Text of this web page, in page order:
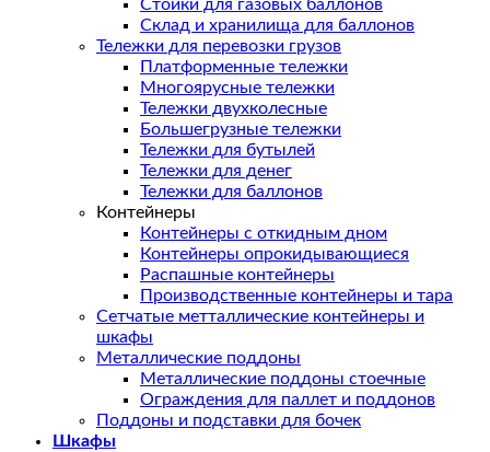
Стойки для газовых баллонов
Склад и хранилища для баллонов
Тележки для перевозки грузов
Платформенные тележки
Многоярусные тележки
Тележки двухколесные
Большегрузные тележки
Тележки для бутылей
Тележки для денег
Тележки для баллонов
Контейнеры
Контейнеры с откидным дном
Контейнеры опрокидывающиеся
Распашные контейнеры
Производственные контейнеры и тара
Сетчатые метталлические контейнеры и
шкафы
Металлические поддоны
Металлические поддоны стоечные
Ограждения для паллет и поддонов
Поддоны и подставки для бочек
Шкафы